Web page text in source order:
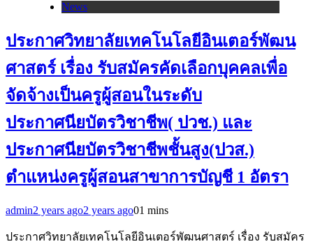
News
ประกาศวิทยาลัยเทคโนโลยีอินเตอร์พัฒน
ศาสตร์ เรื่อง รับสมัครคัดเลือกบุคคลเพื่อ
จัดจ้างเป็นครูผู้สอนในระดับ
ประกาศนียบัตรวิชาชีพ( ปวช.) และ
ประกาศนียบัตรวิชาชีพชั้นสูง(ปวส.)
ตำแหน่งครูผู้สอนสาขาการบัญชี 1 อัตรา
admin2 years ago2 years ago01 mins
ประกาศวิทยาลัยเทคโนโลยีอินเตอร์พัฒนศาสตร์ เรื่อง รับสมัคร